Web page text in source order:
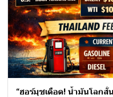
“ฮอร์มุซเดือด! น้ำมันโลกสั่